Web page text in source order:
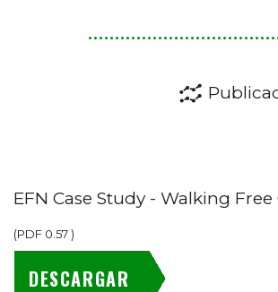
EFN Case Study - Walking
(PDF 0.57)
DESCARGAR